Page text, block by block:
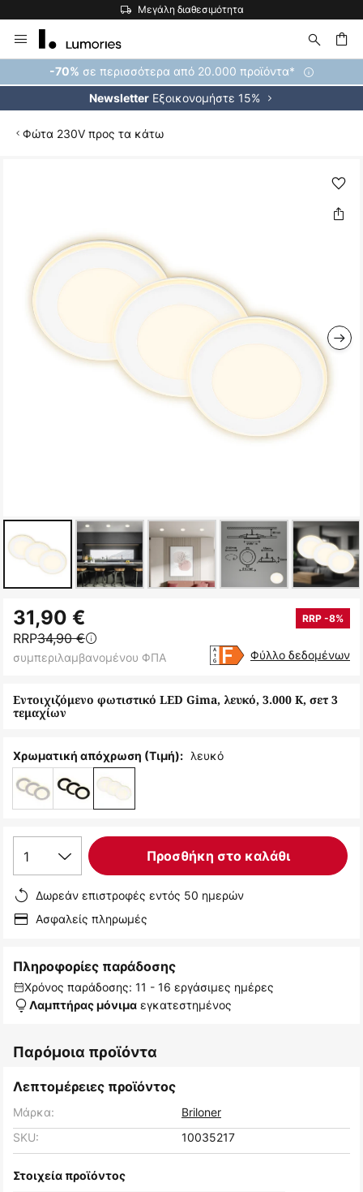
Η μεγαλύτερη επιλογή
Μετάβαση
στο
περιεχόμενο
-70% σε περισσότερα από 20.000 προϊόντα*
Newsletter Εξοικονομήστε 15%
Φώτα 230V προς τα κάτω
συλλογής
εικόνων
στην
αρχή
της
εικόνων
Εντοιχιζόμενο φωτιστικό LED Gima, λευκό, 3.000 K, σετ 3
τεμαχίων
31,90 € RRP -8%
RRP34,90 €
συμπεριλαμβανομένου ΦΠΑ Φύλλο δεδομένων
Χρωματική απόχρωση (Τιμή): λευκό
1 Προσθήκη στο καλάθι
Δωρεάν επιστροφές εντός 50 ημερών
Ασφαλείς πληρωμές
Πληροφορίες παράδοσης
Χρόνος παράδοσης: 11 - 16 εργάσιμες ημέρες
Λαμπτήρας μόνιμα εγκατεστημένος
Παρόμοια προϊόντα
Λεπτομέρειες προϊόντος
Μάρκα:
Briloner
SKU:
10035217
Στοιχεία προϊόντος